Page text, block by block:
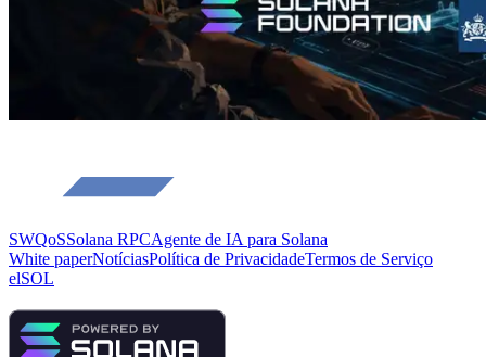
SWQoSSolana RPCAgente de IA para Solana
White paperNotíciasPolítica de PrivacidadeTermos de Serviço
elSOL